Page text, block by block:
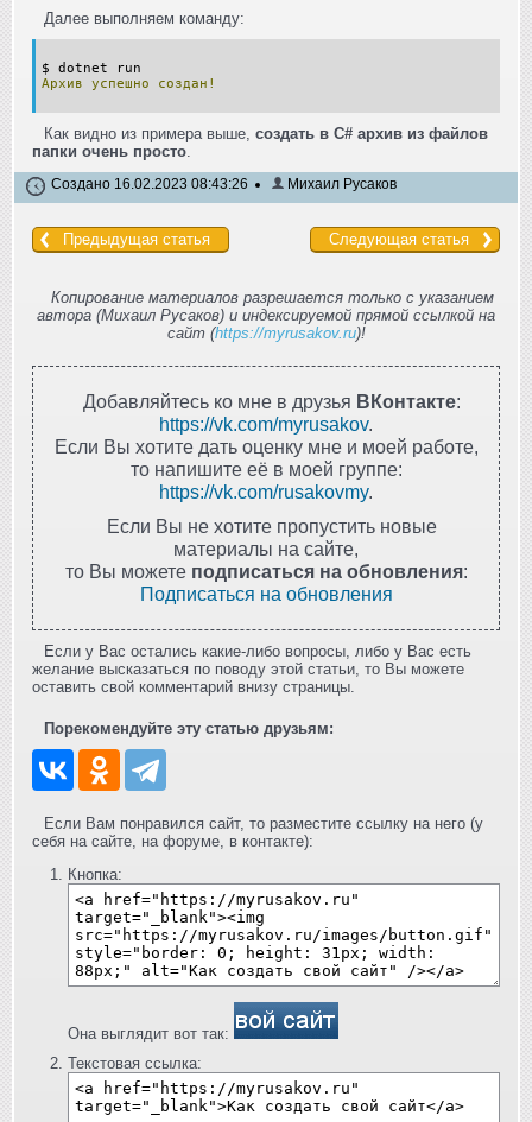
Далее выполняем команду:
$ dotnet run
Архив
успешно создан!
Как видно из примера выше, создать в C# архив из файлов
папки очень просто
Создано 16.02.2023 08:43:26 Михаил Русаков
Предыдущая статья Следующая статья
Копирование материалов разрешается только с указанием
автора (Михаил Русаков) и индексируемой прямой ссылкой на
сайт (https://myrusakov.ru)!
Добавляйтесь ко мне в друзья ВКонтакте:
https://vk.com/myrusakov.
Если Вы хотите дать оценку мне и моей работе,
то напишите её в моей группе:
https://vk.com/rusakovmy.
Если Вы не хотите пропустить новые
материалы на сайте,
то Вы можете подписаться на обновления:
Подписаться на обновления
Если у Вас остались какие-либо вопросы, либо у Вас есть
желание высказаться по поводу этой статьи, то Вы можете
оставить свой комментарий внизу страницы.
Порекомендуйте эту статью друзьям:
Если Вам понравился сайт, то разместите ссылку на него (у
себя на сайте, на форуме, в контакте):
Кнопка:
Она выглядит вот так:
Текстовая ссылка: